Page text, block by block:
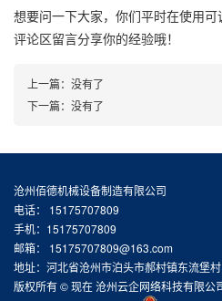
想要问一下大家，你们平时在使用
评论区留言分享你的经验哦！
上一篇：没有了
下一篇：没有了
沧州佰德机械设备制造有限公司
电话： 15175707809
手机：15175707809
邮箱： 15175707809@163.com
地址：河北省沧州市泊头市郝村镇东流堡村
版权所有 © 现在 沧州云企网络科技有限公